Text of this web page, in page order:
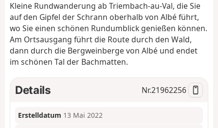
a
i
Kleine Rundwanderung ab Triembach-au-Val, die Sie
auf den Gipfel der Schrann oberhalb von Albé führt,
wo Sie einen schönen Rundumblick genießen können.
Am Ortsausgang führt die Route durch den Wald,
dann durch die Bergweinberge von Albé und endet
im schönen Tal der Bachmatten.
Details Nr.21962256
Erstelldatum 13 Mai 2022